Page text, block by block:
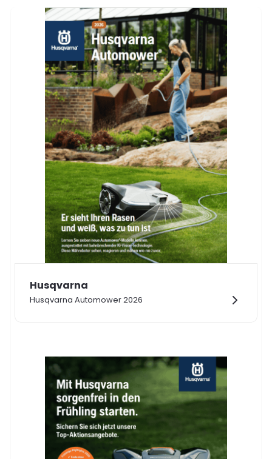
Husqvarna
Husqvarna Automower 2026